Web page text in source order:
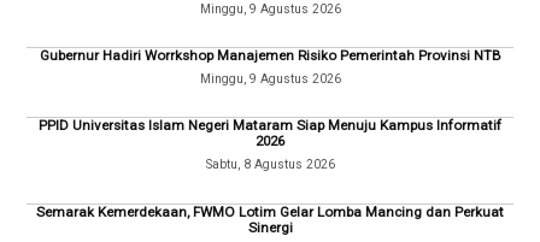
Minggu, 9 Agustus 2026
Gubernur Hadiri Worrkshop Manajemen Risiko Pemerintah Provinsi NTB
Minggu, 9 Agustus 2026
PPID Universitas Islam Negeri Mataram Siap Menuju Kampus Informatif
2026
Sabtu, 8 Agustus 2026
Semarak Kemerdekaan, FWMO Lotim Gelar Lomba Mancing dan Perkuat
Sinergi